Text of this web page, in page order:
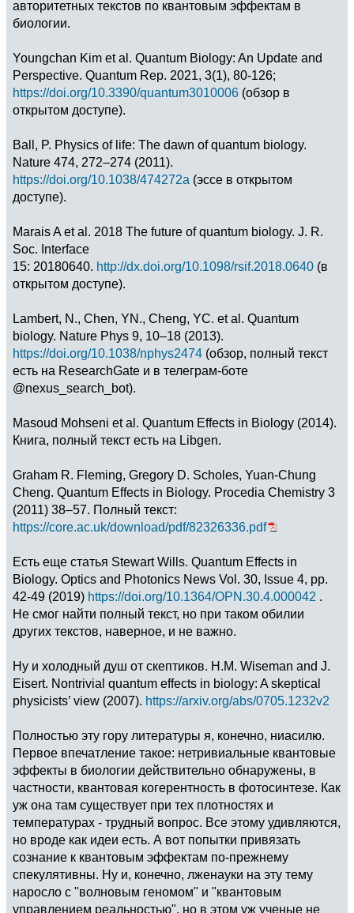
авторитетных текстов по квантовым эффектам в
биологии.
Youngchan Kim et al. Quantum Biology: An Update and
Perspective. Quantum Rep. 2021, 3(1), 80-126;
https://doi.org/10.3390/quantum3010006 (обзор в
открытом доступе).
Ball, P. Physics of life: The dawn of quantum biology.
Nature 474, 272–274 (2011).
https://doi.org/10.1038/474272a (эссе в открытом
доступе).
Marais A et al. 2018 The future of quantum biology. J. R.
Soc. Interface
15: 20180640. http://dx.doi.org/10.1098/rsif.2018.0640 (в
открытом доступе).
Lambert, N., Chen, YN., Cheng, YC. et al. Quantum
biology. Nature Phys 9, 10–18 (2013).
https://doi.org/10.1038/nphys2474 (обзор, полный текст
есть на ResearchGate и в телеграм-боте
@nexus_search_bot).
Masoud Mohseni et al. Quantum Effects in Biology (2014).
Книга, полный текст есть на Libgen.
Graham R. Fleming, Gregory D. Scholes, Yuan-Chung
Cheng. Quantum Effects in Biology. Procedia Chemistry 3
(2011) 38–57. Полный текст:
https://core.ac.uk/download/pdf/82326336.pdf
Есть еще статья Stewart Wills. Quantum Effects in
Biology. Optics and Photonics News Vol. 30, Issue 4, pp.
42-49 (2019) https://doi.org/10.1364/OPN.30.4.000042 .
Не смог найти полный текст, но при таком обилии
других текстов, наверное, и не важно.
Ну и холодный душ от скептиков. H.M. Wiseman and J.
Eisert. Nontrivial quantum effects in biology: A skeptical
physicists’ view (2007). https://arxiv.org/abs/0705.1232v2
Полностью эту гору литературы я, конечно, ниасилю.
Первое впечатление такое: нетривиальные квантовые
эффекты в биологии действительно обнаружены, в
частности, квантовая когерентность в фотосинтезе. Как
уж она там существует при тех плотностях и
температурах - трудный вопрос. Все этому удивляются,
но вроде как идеи есть. А вот попытки привязать
сознание к квантовым эффектам по-прежнему
спекулятивны. Ну и, конечно, лженауки на эту тему
наросло с "волновым геномом" и "квантовым
управлением реальностью", но в этом уж ученые не